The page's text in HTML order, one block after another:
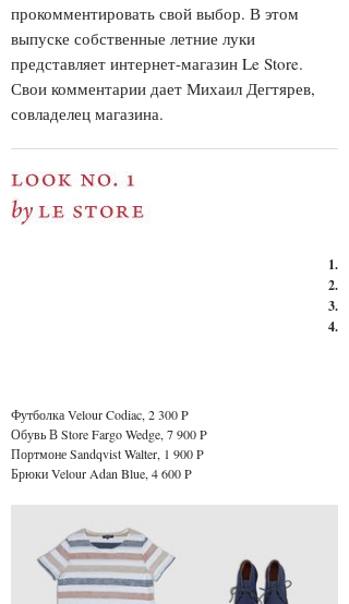
прокомментировать свой выбор. В этом
выпуске собственные летние луки
представляет интернет-магазин Le Store.
Свои комментарии дает Михаил Дегтярев,
совладелец магазина.
1.
2.
3.
4.
Футболка Velour Codiac, 2 300 P
Обувь В Store Fargo Wedge, 7 900 P
Портмоне Sandqvist Walter, 1 900 P
Брюки Velour Adan Blue, 4 600 P